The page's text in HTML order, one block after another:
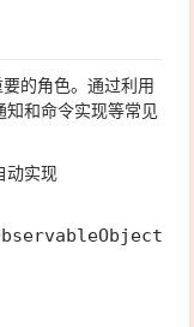
的角色。通过利用
和命令实现等常见
动实现